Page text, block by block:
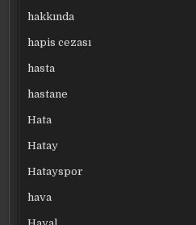
hakkında
hapis cezası
hasta
hastane
Hata
Hatay
Hatayspor
hava